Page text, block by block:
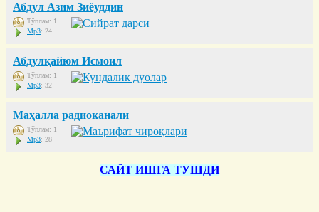
Абдул Азим Зиёуддин
Тўплам: 1
Mp3: 24
Абдулқайюм Исмоил
Тўплам: 1
Mp3: 32
Маҳалла радиоканали
Тўплам: 1
Mp3: 28
САЙТ ИШГА ТУШДИ